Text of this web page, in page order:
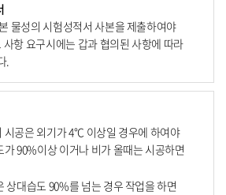
물성의 시험성적서 사본을 제출하여야
사항 요구시에는 갑과 협의된 사항에 따라
.
시공은 외기가 4°C 이상일 경우에 하여야
가 90%이상 이거나 비가 올때는 시공하면
상대습도 90%를 넘는 경우 작업을 하면